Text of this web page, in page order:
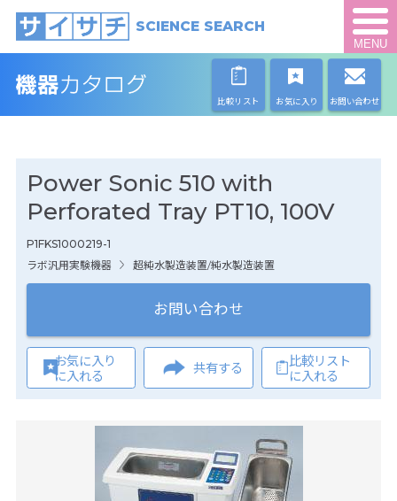
SCIENCE SEARCH
MENU
比較リスト お気に入り お問い合わせ
Power Sonic 510 with
Perforated Tray PT10, 100V
P1FKS1000219-1
ラボ汎用実験機器
超純水製造装置/純水製造装置
お問い合わせ
お気に入り
に入れる
共有する
比較リスト
に入れる